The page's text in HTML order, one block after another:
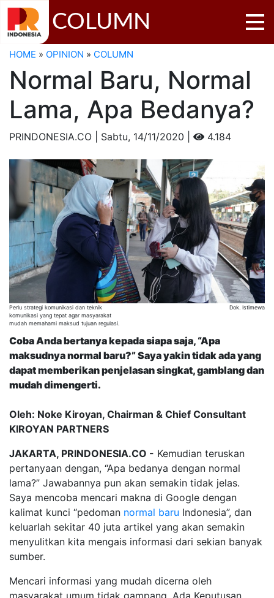
COLUMN
HOME » OPINION » COLUMN
Normal Baru, Normal
Lama, Apa Bedanya?
PRINDONESIA.CO | Sabtu, 14/11/2020 | 4.184
Perlu strategi komunikasi dan teknik
komunikasi yang tepat agar masyarakat
mudah memahami maksud tujuan regulasi.
Dok. Istimewa
Coba Anda bertanya kepada siapa saja, “Apa
maksudnya normal baru?” Saya yakin tidak ada yang
dapat memberikan penjelasan singkat, gamblang dan
mudah dimengerti.
Oleh: Noke Kiroyan, Chairman & Chief Consultant
KIROYAN PARTNERS
JAKARTA, PRINDONESIA.CO - Kemudian teruskan
pertanyaan dengan, “Apa bedanya dengan normal
lama?” Jawabannya pun akan semakin tidak jelas.
Saya mencoba mencari makna di Google dengan
kalimat kunci “pedoman normal baru Indonesia”, dan
keluarlah sekitar 40 juta artikel yang akan semakin
menyulitkan kita mengais informasi dari sekian banyak
sumber.
Mencari informasi yang mudah dicerna oleh
masyarakat umum tidak gampang. Ada Keputusan